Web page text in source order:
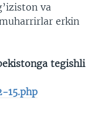
va
erkin
tegishli
15.php